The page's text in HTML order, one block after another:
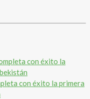
con éxito la primera